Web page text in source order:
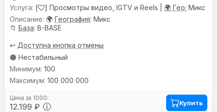
[
] Просмотры видео, IGTV и Reels | 🌍 Гео: Микс
🌍 География: Микс
📁 База: B-BASE
↩️ Доступна кнопка отмены
🟠 Нестабильный
12.199 ₽
100
100 000 000
Купить